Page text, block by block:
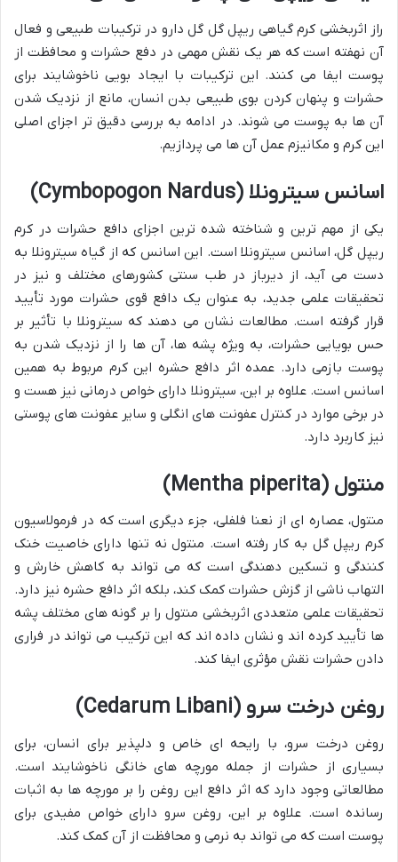
راز اثربخشی کرم گیاهی ریپل گل گل دارو در ترکیبات طبیعی و فعال
آن نهفته است که هر یک نقش مهمی در دفع حشرات و محافظت از
پوست ایفا می کنند. این ترکیبات با ایجاد بویی ناخوشایند برای
حشرات و پنهان کردن بوی طبیعی بدن انسان، مانع از نزدیک شدن
آن ها به پوست می شوند. در ادامه به بررسی دقیق تر اجزای اصلی
این کرم و مکانیزم عمل آن ها می پردازیم.
اسانس سیترونلا (Cymbopogon Nardus)
یکی از مهم ترین و شناخته شده ترین اجزای دافع حشرات در کرم
ریپل گل، اسانس سیترونلا است. این اسانس که از گیاه سیترونلا به
دست می آید، از دیرباز در طب سنتی کشورهای مختلف و نیز در
تحقیقات علمی جدید، به عنوان یک دافع قوی حشرات مورد تأیید
قرار گرفته است. مطالعات نشان می دهند که سیترونلا با تأثیر بر
حس بویایی حشرات، به ویژه پشه ها، آن ها را از نزدیک شدن به
پوست بازمی دارد. عمده اثر دافع حشره این کرم مربوط به همین
اسانس است. علاوه بر این، سیترونلا دارای خواص درمانی نیز هست و
در برخی موارد در کنترل عفونت های انگلی و سایر عفونت های پوستی
نیز کاربرد دارد.
منتول (Mentha piperita)
منتول، عصاره ای از نعنا فلفلی، جزء دیگری است که در فرمولاسیون
کرم ریپل گل به کار رفته است. منتول نه تنها دارای خاصیت خنک
کنندگی و تسکین دهندگی است که می تواند به کاهش خارش و
التهاب ناشی از گزش حشرات کمک کند، بلکه اثر دافع حشره نیز دارد.
تحقیقات علمی متعددی اثربخشی منتول را بر گونه های مختلف پشه
ها تأیید کرده اند و نشان داده اند که این ترکیب می تواند در فراری
دادن حشرات نقش مؤثری ایفا کند.
روغن درخت سرو (Cedarum Libani)
روغن درخت سرو، با رایحه ای خاص و دلپذیر برای انسان، برای
بسیاری از حشرات از جمله مورچه های خانگی ناخوشایند است.
مطالعاتی وجود دارد که اثر دافع این روغن را بر مورچه ها به اثبات
رسانده است. علاوه بر این، روغن سرو دارای خواص مفیدی برای
پوست است که می تواند به نرمی و محافظت از آن کمک کند.